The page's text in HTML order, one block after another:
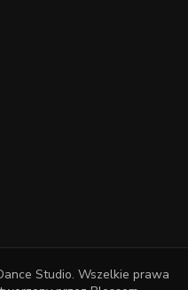
Studio. Wszelkie prawa